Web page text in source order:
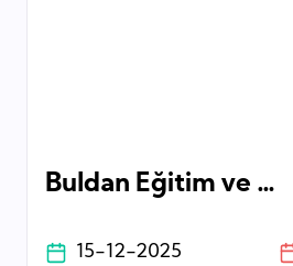
Buldan Eğitim ve Dayanışma Vakfı Sosyal Medya Gönüllüsü Arıyor!
15-12-2025